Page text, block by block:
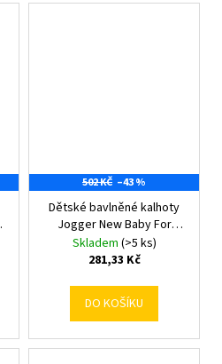
502 KČ –43 %
Dětské bavlněné kalhoty
Jogger New Baby For
Babies ocean 86 (12-18m)
Skladem (>5 ks)
281,33 Kč
DO KOŠÍKU